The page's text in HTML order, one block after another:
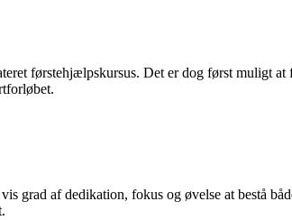
førstehjælpskursus. Det er dog først muligt
grad af dedikation, fokus og øvelse at bestå